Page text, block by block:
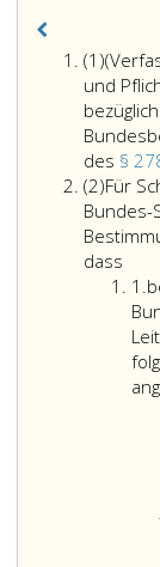
(1)Absatz
eins
(
und
des §
(2)Absatz
2
Für
Bundes-
dass
eins,
1.